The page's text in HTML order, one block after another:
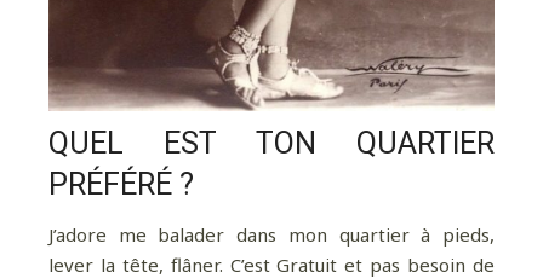
QUEL EST TON QUARTIER
PRÉFÉRÉ ?
J’adore me balader dans mon quartier à pieds,
lever la tête, flâner. C’est Gratuit et pas besoin de